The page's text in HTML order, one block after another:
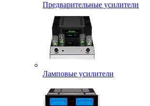
Предварительные усилители
Ламповые усилители